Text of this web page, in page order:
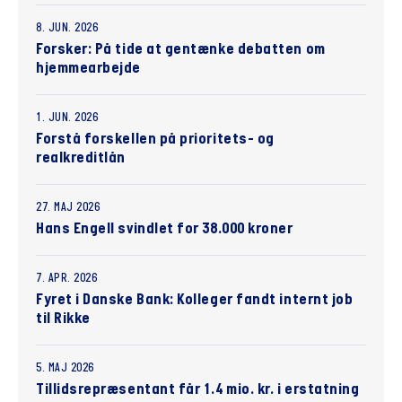
8. JUN. 2026
Forsker: På tide at gentænke debatten om
hjemmearbejde
1. JUN. 2026
Forstå forskellen på prioritets- og
realkreditlån
27. MAJ 2026
Hans Engell svindlet for 38.000 kroner
7. APR. 2026
Fyret i Danske Bank: Kolleger fandt internt job
til Rikke
5. MAJ 2026
Tillidsrepræsentant får 1.4 mio. kr. i erstatning